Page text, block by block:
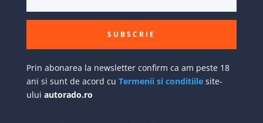
SUBSCRIE
Prin abonarea la newsletter confirm ca am peste 18
ani si sunt de acord cu Termenii si conditiilesite-
ului autorado.ro